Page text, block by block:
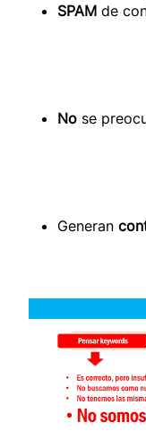
SPAM de
No se
Generan